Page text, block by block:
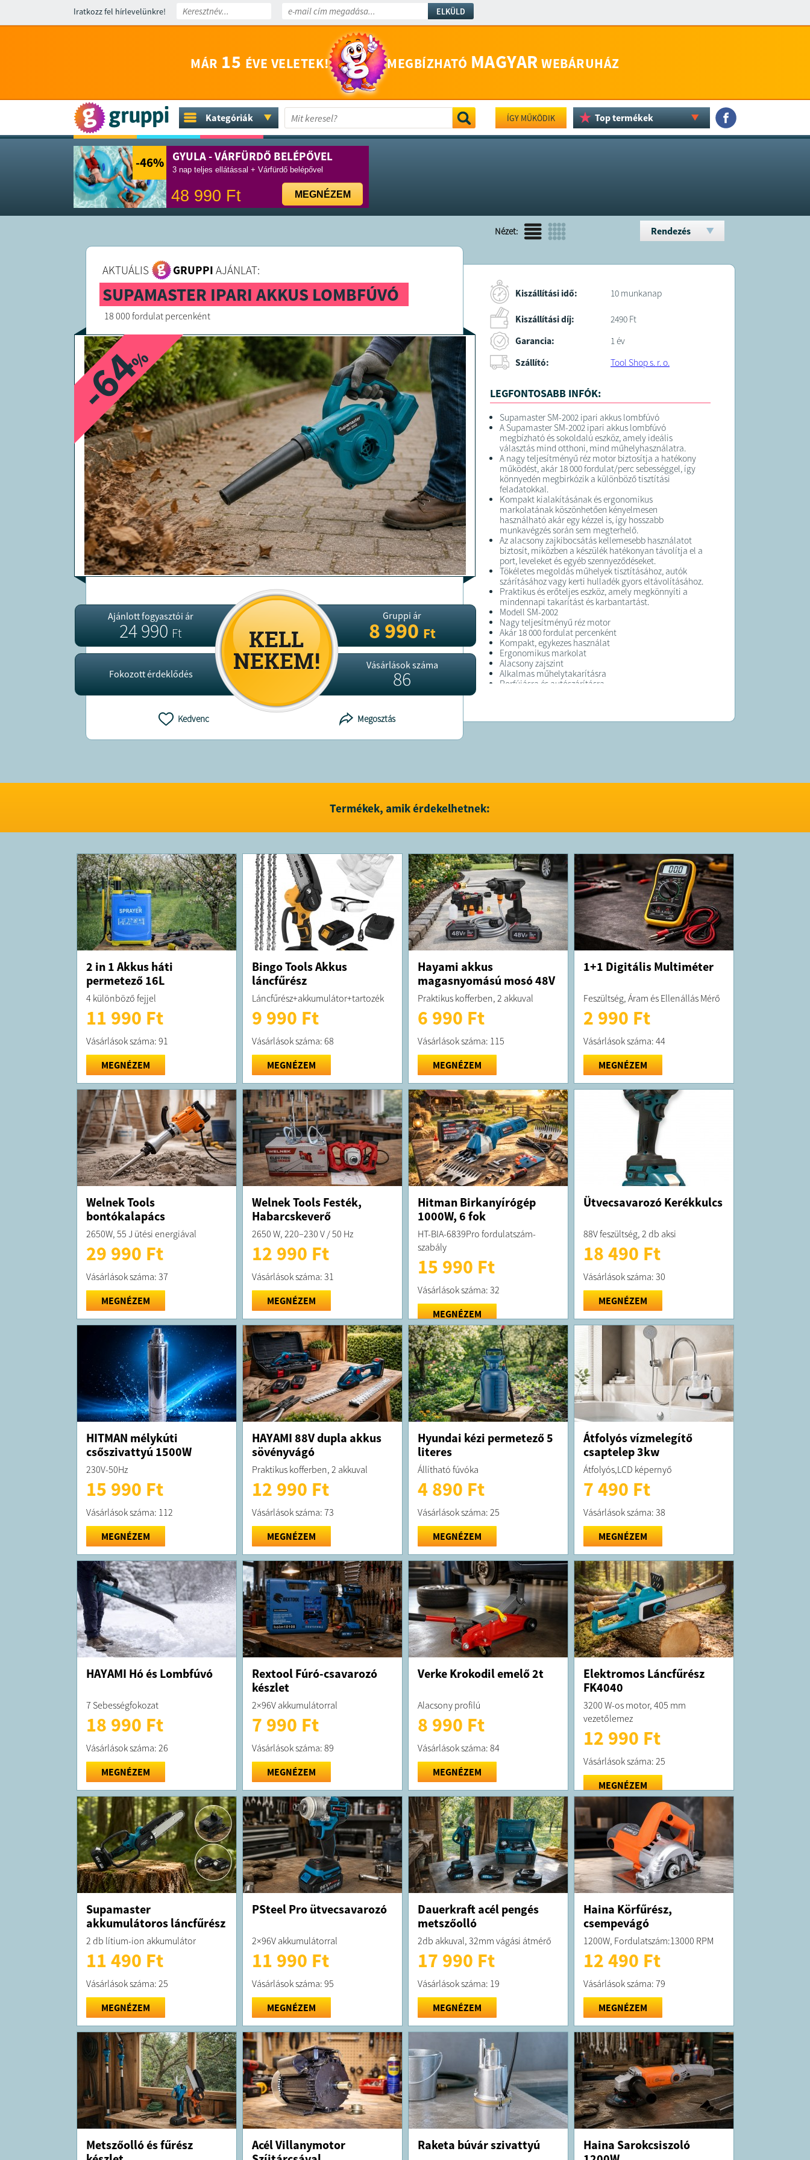
Iratkozz fel hírlevelünkre! ELKÜLD
MÁR 15 ÉVE VELETEK! MEGBÍZHATÓ MAGYAR WEBÁRUHÁZ
Kategóriák ÍGY MŰKÖDIK Top termékek
-46% GYULA - VÁRFÜRDŐ BELÉPŐVEL
3 nap teljes ellátással + Várfürdő belépővel
48 990 Ft MEGNÉZEM
Nézet: Rendezés
AKTUÁLIS GRUPPI AJÁNLAT:
SUPAMASTER IPARI AKKUS LOMBFÚVÓ
18 000 fordulat percenként
-64
%
Ajánlott fogyasztói ár
24 990Ft
Fokozott érdeklődés
Gruppi ár
8 990Ft
Vásárlások száma
86
Kedvenc Megosztás
Kiszállítási idő: 10 munkanap
Kiszállítási díj:
2490 Ft
Garancia:
1 év
Szállító:
Tool Shop s. r. o.
LEGFONTOSABB INFÓK:
Supamaster SM-2002 ipari akkus lombfúvó
A Supamaster SM-2002 ipari akkus lombfúvó
megbízható és sokoldalú eszköz, amely ideális
választás mind otthoni, mind műhelyhasználatra.
A nagy teljesítményű réz motor biztosítja a hatékony
működést, akár 18 000 fordulat/perc sebességgel, így
könnyedén megbirkózik a különböző tisztítási
feladatokkal.
Kompakt kialakításának és ergonomikus
markolatának köszönhetően kényelmesen
használható akár egy kézzel is, így hosszabb
munkavégzés során sem megterhelő.
Az alacsony zajkibocsátás kellemesebb használatot
biztosít, miközben a készülék hatékonyan távolítja el a
port, leveleket és egyéb szennyeződéseket.
Tökéletes megoldás műhelyek tisztításához, autók
szárításához vagy kerti hulladék gyors eltávolításához.
Praktikus és erőteljes eszköz, amely megkönnyíti a
mindennapi takarítást és karbantartást.
Modell SM-2002
Nagy teljesítményű réz motor
Akár 18 000 fordulat percenként
Kompakt, egykezes használat
Ergonomikus markolat
Alacsony zajszint
Alkalmas műhelytakarításra
Porfújásra és autószárításra
Termékek, amik érdekelhetnek:
2 in 1 Akkus háti
permetező 16L
4 különböző fejjel
11 990 Ft
Vásárlások száma: 91
MEGNÉZEM
Bingo Tools Akkus
láncfűrész
Láncfűrész+akkumulátor+tartozék
9 990 Ft
Vásárlások száma: 68
MEGNÉZEM
Hayami akkus
magasnyomású mosó 48V
Praktikus kofferben, 2 akkuval
6 990 Ft
Vásárlások száma: 115
MEGNÉZEM
1+1 Digitális Multiméter
Feszültség, Áram és Ellenállás Mérő
2 990 Ft
Vásárlások száma: 44
MEGNÉZEM
Welnek Tools
bontókalapács
2650W, 55 J ütési energiával
29 990 Ft
Vásárlások száma: 37
MEGNÉZEM
Welnek Tools Festék,
Habarcskeverő
2650 W, 220–230 V / 50 Hz
12 990 Ft
Vásárlások száma: 31
MEGNÉZEM
Hitman Birkanyírógép
1000W, 6 fok
HT-BIA-6839Pro fordulatszám-
szabály
15 990 Ft
Vásárlások száma: 32
MEGNÉZEM
Ütvecsavarozó Kerékkulcs
88V feszültség, 2 db aksi
18 490 Ft
Vásárlások száma: 30
MEGNÉZEM
HITMAN mélykúti
csőszivattyú 1500W
230V-50Hz
15 990 Ft
Vásárlások száma: 112
MEGNÉZEM
HAYAMI 88V dupla akkus
sövényvágó
Praktikus kofferben, 2 akkuval
12 990 Ft
Vásárlások száma: 73
MEGNÉZEM
Hyundai kézi permetező 5
literes
Állítható fúvóka
4 890 Ft
Vásárlások száma: 25
MEGNÉZEM
Átfolyós vízmelegítő
csaptelep 3kw
Átfolyós,LCD képernyő
7 490 Ft
Vásárlások száma: 38
MEGNÉZEM
HAYAMI Hó és Lombfúvó
7 Sebességfokozat
18 990 Ft
Vásárlások száma: 26
MEGNÉZEM
Rextool Fúró-csavarozó
készlet
2×96V akkumulátorral
7 990 Ft
Vásárlások száma: 89
MEGNÉZEM
Verke Krokodil emelő 2t
Alacsony profilú
8 990 Ft
Vásárlások száma: 84
MEGNÉZEM
Elektromos Láncfűrész
FK4040
3200 W-os motor, 405 mm
vezetőlemez
12 990 Ft
Vásárlások száma: 25
MEGNÉZEM
Supamaster
akkumulátoros láncfűrész
2 db lítium-ion akkumulátor
11 490 Ft
Vásárlások száma: 25
MEGNÉZEM
PSteel Pro ütvecsavarozó
2×96V akkumulátorral
11 990 Ft
Vásárlások száma: 95
MEGNÉZEM
Dauerkraft acél pengés
metszőolló
2db akkuval, 32mm vágási átmérő
17 990 Ft
Vásárlások száma: 19
MEGNÉZEM
Haina Körfűrész,
csempevágó
1200W, Fordulatszám:13000 RPM
12 490 Ft
Vásárlások száma: 79
MEGNÉZEM
Metszőolló és fűrész
Acél Villanymotor
Raketa búvár szivattyú
Haina Sarokcsiszoló